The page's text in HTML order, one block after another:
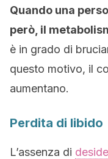
Quando una
però, il
è in grado di
questo motivo, il
aumentano.
Perdita di libido
L’assenza di